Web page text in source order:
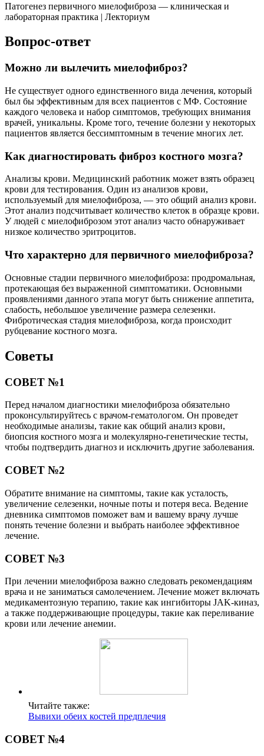
Патогенез первичного миелофиброза — клиническая и
лабораторная практика | Лекториум
Вопрос-ответ
Можно ли вылечить миелофиброз?
Не существует одного единственного вида лечения, который
был бы эффективным для всех пациентов с МФ. Состояние
каждого человека и набор симптомов, требующих внимания
врачей, уникальны. Кроме того, течение болезни у некоторых
пациентов является бессимптомным в течение многих лет.
Как диагностировать фиброз костного мозга?
Анализы крови. Медицинский работник может взять образец
крови для тестирования. Один из анализов крови,
используемый для миелофиброза, — это общий анализ крови.
Этот анализ подсчитывает количество клеток в образце крови.
У людей с миелофиброзом этот анализ часто обнаруживает
низкое количество эритроцитов.
Что характерно для первичного миелофиброза?
Основные стадии первичного миелофиброза: продромальная,
протекающая без выраженной симптоматики. Основными
проявлениями данного этапа могут быть снижение аппетита,
слабость, небольшое увеличение размера селезенки.
Фибротическая стадия миелофиброза, когда происходит
рубцевание костного мозга.
Советы
СОВЕТ №1
Перед началом диагностики миелофиброза обязательно
проконсультируйтесь с врачом-гематологом. Он проведет
необходимые анализы, такие как общий анализ крови,
биопсия костного мозга и молекулярно-генетические тесты,
чтобы подтвердить диагноз и исключить другие заболевания.
СОВЕТ №2
Обратите внимание на симптомы, такие как усталость,
увеличение селезенки, ночные поты и потеря веса. Ведение
дневника симптомов поможет вам и вашему врачу лучше
понять течение болезни и выбрать наиболее эффективное
лечение.
СОВЕТ №3
При лечении миелофиброза важно следовать рекомендациям
врача и не заниматься самолечением. Лечение может включать
медикаментозную терапию, такие как ингибиторы JAK-киназ,
а также поддерживающие процедуры, такие как переливание
крови или лечение анемии.
Читайте также:
Вывихи обеих костей предплечия
СОВЕТ №4